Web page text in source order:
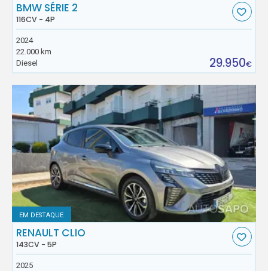
BMW SÉRIE 2
116CV - 4P
2024
22.000 km
Diesel
29.950€
EM DESTAQUE
RENAULT CLIO
143CV - 5P
2025